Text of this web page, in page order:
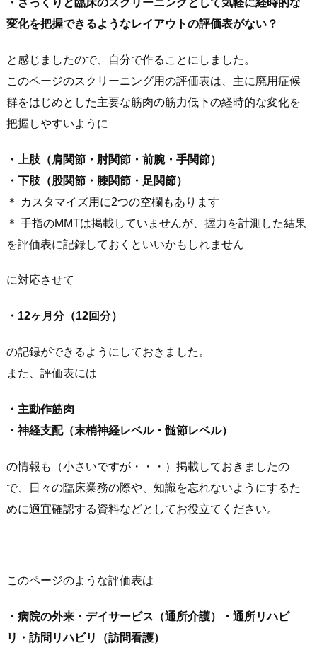
・ざっくりと臨床のスクリーニングとして気軽に経時的な
変化を把握できるようなレイアウトの評価表がない？
と感じましたので、自分で作ることにしました。
このページのスクリーニング用の評価表は、主に廃用症候
群をはじめとした主要な筋肉の筋力低下の経時的な変化を
把握しやすいように
・上肢（肩関節・肘関節・前腕・手関節）
・下肢（股関節・膝関節・足関節）
＊ カスタマイズ用に2つの空欄もあります
＊ 手指のMMTは掲載していませんが、握力を計測した結果
を評価表に記録しておくといいかもしれません
に対応させて
・12ヶ月分（12回分）
の記録ができるようにしておきました。
また、評価表には
・主動作筋肉
・神経支配（末梢神経レベル・髄節レベル）
の情報も（小さいですが・・・）掲載しておきましたの
で、日々の臨床業務の際や、知識を忘れないようにするた
めに適宜確認する資料などとしてお役立てください。
このページのような評価表は
・病院の外来・デイサービス（通所介護）・通所リハビ
リ・訪問リハビリ（訪問看護）